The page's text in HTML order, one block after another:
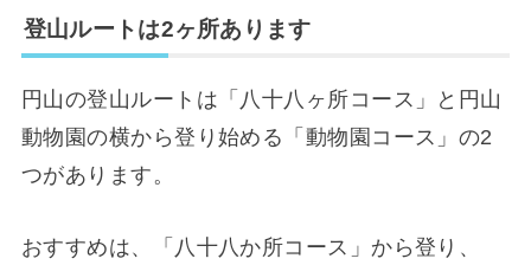
登山ルートは2ヶ所あります
円山の登山ルートは「八十八ヶ所コース」と円山
動物園の横から登り始める「動物園コース」の2
つがあります。
おすすめは、「八十八か所コース」から登り、